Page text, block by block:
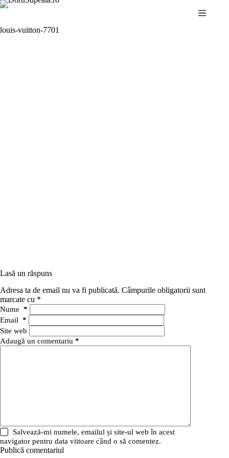
Sari
louis-vuitton-7701
Lasă un răspuns
Adresa ta de email nu va fi publicată. Câmpurile obligatorii sunt
marcate cu *
Nume *
Email *
Site web
Adaugă un comentariu *
Salvează-mi numele, emailul și site-ul web în acest
navigator pentru data viitoare când o să comentez.
Publică comentariul